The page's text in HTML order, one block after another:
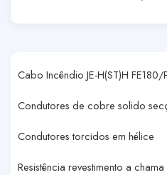
Cabo Incêndio JE-H(ST)H FE180/
Condutores de cobre solido
Condutores torcidos em hélice
Resistência revestimento a